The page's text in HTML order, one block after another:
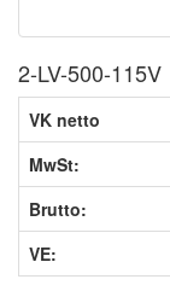
2-LV-500-115V
VK netto
MwSt:
Brutto:
VE: